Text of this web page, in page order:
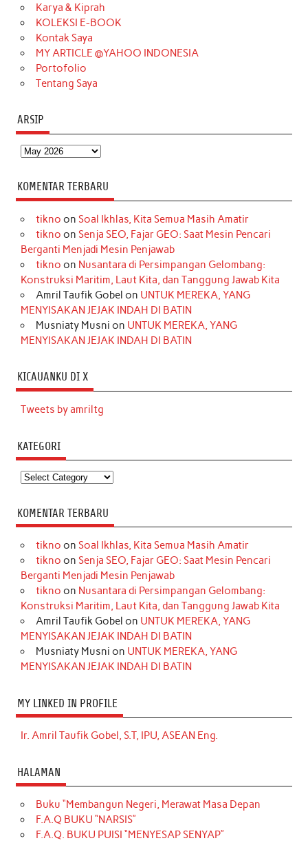
k
a
m
Karya & Kiprah
KOLEKSI E-BOOK
Kontak Saya
MY ARTICLE @YAHOO INDONESIA
Portofolio
Tentang Saya
ARSIP
Arsip
KOMENTAR TERBARU
tikno on Soal Ikhlas, Kita Semua Masih Amatir
tikno on Senja SEO, Fajar GEO: Saat Mesin Pencari
Berganti Menjadi Mesin Penjawab
tikno on Nusantara di Persimpangan Gelombang:
Konstruksi Maritim, Laut Kita, dan Tanggung Jawab Kita
Amril Taufik Gobel on UNTUK MEREKA, YANG
MENYISAKAN JEJAK INDAH DI BATIN
Musniaty Musni on UNTUK MEREKA, YANG
MENYISAKAN JEJAK INDAH DI BATIN
KICAUANKU DI X
Tweets by amriltg
KATEGORI
Kategori
KOMENTAR TERBARU
tikno on Soal Ikhlas, Kita Semua Masih Amatir
tikno on Senja SEO, Fajar GEO: Saat Mesin Pencari
Berganti Menjadi Mesin Penjawab
tikno on Nusantara di Persimpangan Gelombang:
Konstruksi Maritim, Laut Kita, dan Tanggung Jawab Kita
Amril Taufik Gobel on UNTUK MEREKA, YANG
MENYISAKAN JEJAK INDAH DI BATIN
Musniaty Musni on UNTUK MEREKA, YANG
MENYISAKAN JEJAK INDAH DI BATIN
MY LINKED IN PROFILE
Ir. Amril Taufik Gobel, S.T, IPU, ASEAN Eng.
HALAMAN
Buku “Membangun Negeri, Merawat Masa Depan
F.A.Q BUKU “NARSIS”
F.A.Q. BUKU PUISI “MENYESAP SENYAP”